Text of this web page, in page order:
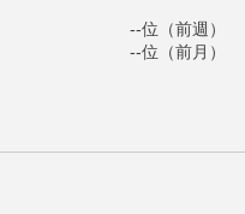
--位（前週）
--位（前月）